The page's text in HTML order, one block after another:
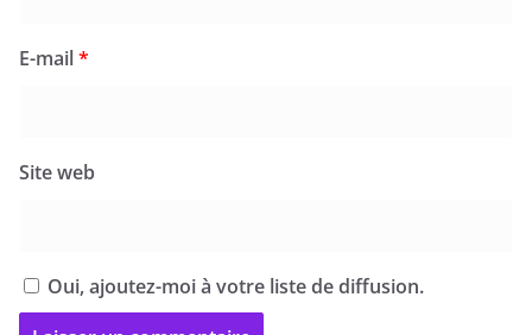
E-mail*
Site web
Oui, ajoutez-moi à votre liste de diffusion.